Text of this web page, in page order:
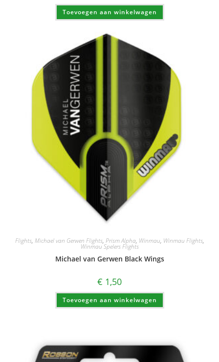
Toevoegen aan winkelwagen
Flights, Michael van Gerwen Flights, Prism Alpha, Winmau, Winmau Flights,
Winmau Spelers Flights
Michael van Gerwen Black Wings
€ 1,50
Toevoegen aan winkelwagen